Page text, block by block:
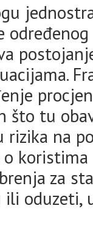
što tu
rizika na
o
za
oduzeti,